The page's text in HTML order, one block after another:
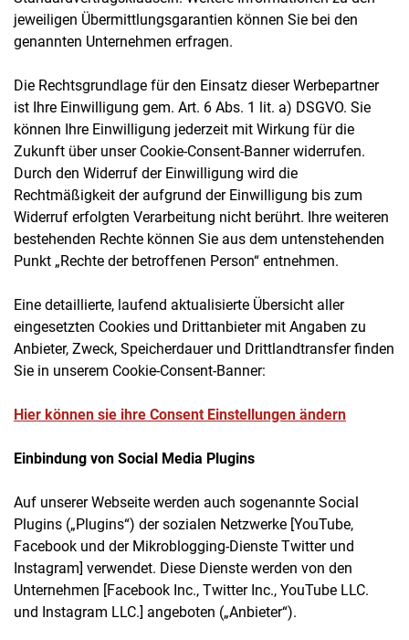
jeweiligen Übermittlungsgarantien können Sie bei den
genannten Unternehmen erfragen.
Die Rechtsgrundlage für den Einsatz dieser Werbepartner
ist Ihre Einwilligung gem. Art. 6 Abs. 1 lit. a) DSGVO. Sie
können Ihre Einwilligung jederzeit mit Wirkung für die
Zukunft über unser Cookie-Consent-Banner widerrufen.
Durch den Widerruf der Einwilligung wird die
Rechtmäßigkeit der aufgrund der Einwilligung bis zum
Widerruf erfolgten Verarbeitung nicht berührt. Ihre weiteren
bestehenden Rechte können Sie aus dem untenstehenden
Punkt „Rechte der betroffenen Person“ entnehmen.
Eine detaillierte, laufend aktualisierte Übersicht aller
eingesetzten Cookies und Drittanbieter mit Angaben zu
Anbieter, Zweck, Speicherdauer und Drittlandtransfer finden
Sie in unserem Cookie-Consent-Banner:
Hier können sie ihre Consent Einstellungen ändern
Einbindung von Social Media Plugins
Auf unserer Webseite werden auch sogenannte Social
Plugins („Plugins“) der sozialen Netzwerke [YouTube,
Facebook und der Mikroblogging-Dienste Twitter und
Instagram] verwendet. Diese Dienste werden von den
Unternehmen [Facebook Inc., Twitter Inc., YouTube LLC.
und Instagram LLC.] angeboten („Anbieter“).